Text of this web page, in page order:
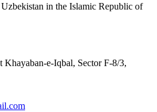
in the Islamic Republic of
Khayaban-e-Iqbal, Sector F-8/3,